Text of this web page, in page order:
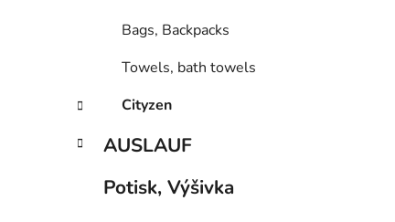
Bags, Backpacks
Towels, bath towels
Cityzen
AUSLAUF
Potisk, Výšivka